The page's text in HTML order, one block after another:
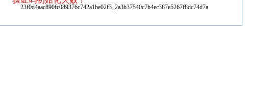
23f0d4aac890fc089376c742a1be02f3_2a3b37540c7b4ec387e5267f8dc74d7a